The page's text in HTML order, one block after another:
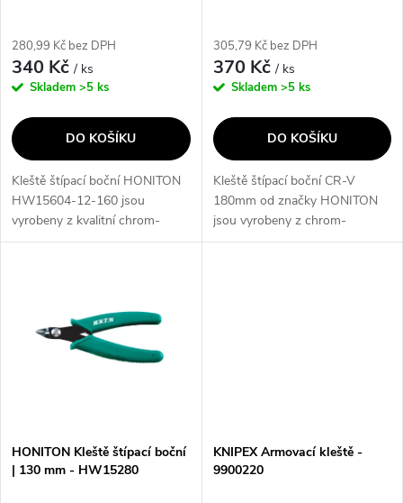
o
d
u
k
t
o
d
u
k
t
280,99 Kč bez DPH
340 Kč/ ks
Skladem >5 ks
DO KOŠÍKU
Kleště štípací boční HONITON
HW15604-12-160 jsou
vyrobeny z kvalitní chrom-
vanadiové oceli 40CRV a splňují
305,79 Kč bez DPH
370 Kč/ ks
Skladem >5 ks
DO KOŠÍKU
Kleště štípací boční CR-V
180mm od značky HONITON
jsou vyrobeny z chrom-
vanadiové oceli 40CRV dle
HONITON Kleště štípací boční
| 130 mm - HW15280
KNIPEX Armovací kleště -
9900220